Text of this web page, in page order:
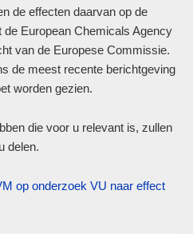
de effecten daarvan op de
European Chemicals Agency
van de Europese Commissie.
de meest recente berichtgeving
worden gezien.
die voor u relevant is, zullen
delen.
op onderzoek VU naar effect